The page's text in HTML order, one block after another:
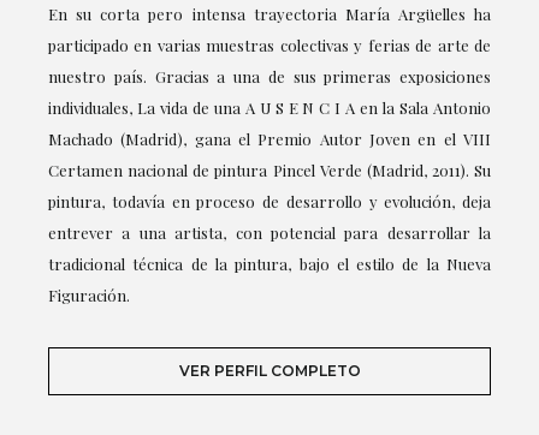
En su corta pero intensa trayectoria María Argüelles ha
participado en varias muestras colectivas y ferias de arte de
nuestro país. Gracias a una de sus primeras exposiciones
individuales, La vida de una A U S E N C I A en la Sala Antonio
Machado (Madrid), gana el Premio Autor Joven en el VIII
Certamen nacional de pintura Pincel Verde (Madrid, 2011). Su
pintura, todavía en proceso de desarrollo y evolución, deja
entrever a una artista, con potencial para desarrollar la
tradicional técnica de la pintura, bajo el estilo de la Nueva
Figuración.
VER PERFIL COMPLETO